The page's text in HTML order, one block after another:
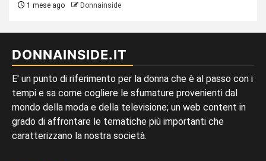
1 mese ago Donnainside
DONNAINSIDE.IT
E' un punto di riferimento per la donna che è al passo con i
tempi e sa come cogliere le sfumature provenienti dal
mondo della moda e della televisione; un web content in
grado di affrontare le tematiche più importanti che
caratterizzano la nostra società.